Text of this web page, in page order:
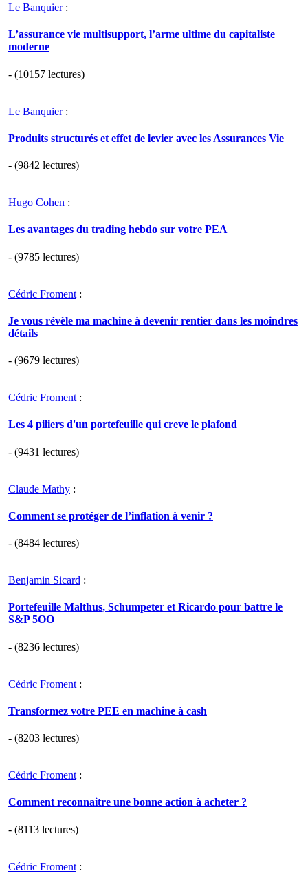
Le Banquier:
L’assurance vie multisupport, l’arme ultime du capitaliste
moderne
- (10157 lectures)
Le Banquier:
Produits structurés et effet de levier avec les Assurances Vie
- (9842 lectures)
Hugo Cohen :
Les avantages du trading hebdo sur votre PEA
- (9785 lectures)
Cédric Froment :
Je vous révèle ma machine à devenir rentier dans les moindres
détails
- (9679 lectures)
Cédric Froment :
Les 4 piliers d'un portefeuille qui creve le plafond
- (9431 lectures)
Claude Mathy :
Comment se protéger de l’inflation à venir ?
- (8484 lectures)
Benjamin Sicard :
Portefeuille Malthus, Schumpeter et Ricardo pour battre le
S&P 5OO
- (8236 lectures)
Cédric Froment :
Transformez votre PEE en machine à cash
- (8203 lectures)
Cédric Froment :
Comment reconnaitre une bonne action à acheter ?
- (8113 lectures)
Cédric Froment :